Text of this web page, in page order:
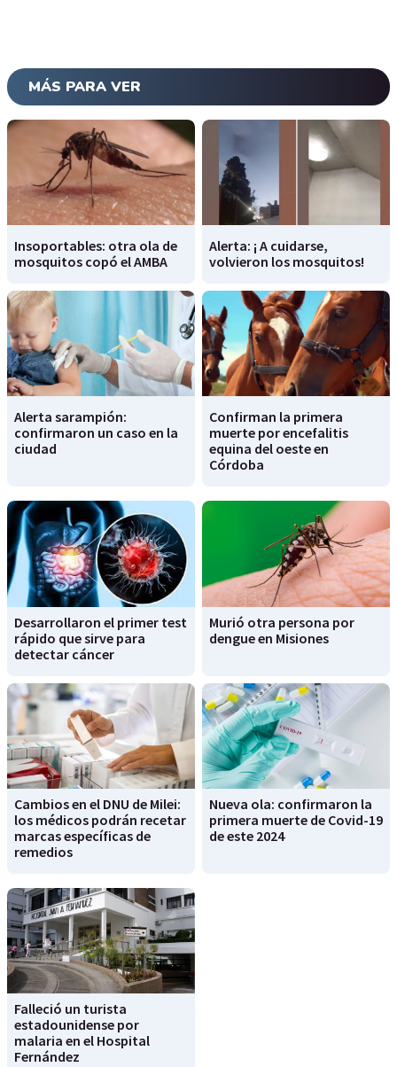
MÁS PARA VER
Insoportables: otra ola de
mosquitos copó el AMBA
Alerta: ¡ A cuidarse,
volvieron los mosquitos!
Alerta sarampión:
confirmaron un caso en la
ciudad
Confirman la primera
muerte por encefalitis
equina del oeste en
Córdoba
Desarrollaron el primer test
rápido que sirve para
detectar cáncer
Murió otra persona por
dengue en Misiones
Cambios en el DNU de Milei:
los médicos podrán recetar
marcas específicas de
remedios
Nueva ola: confirmaron la
primera muerte de Covid-19
de este 2024
Falleció un turista
estadounidense por
malaria en el Hospital
Fernández